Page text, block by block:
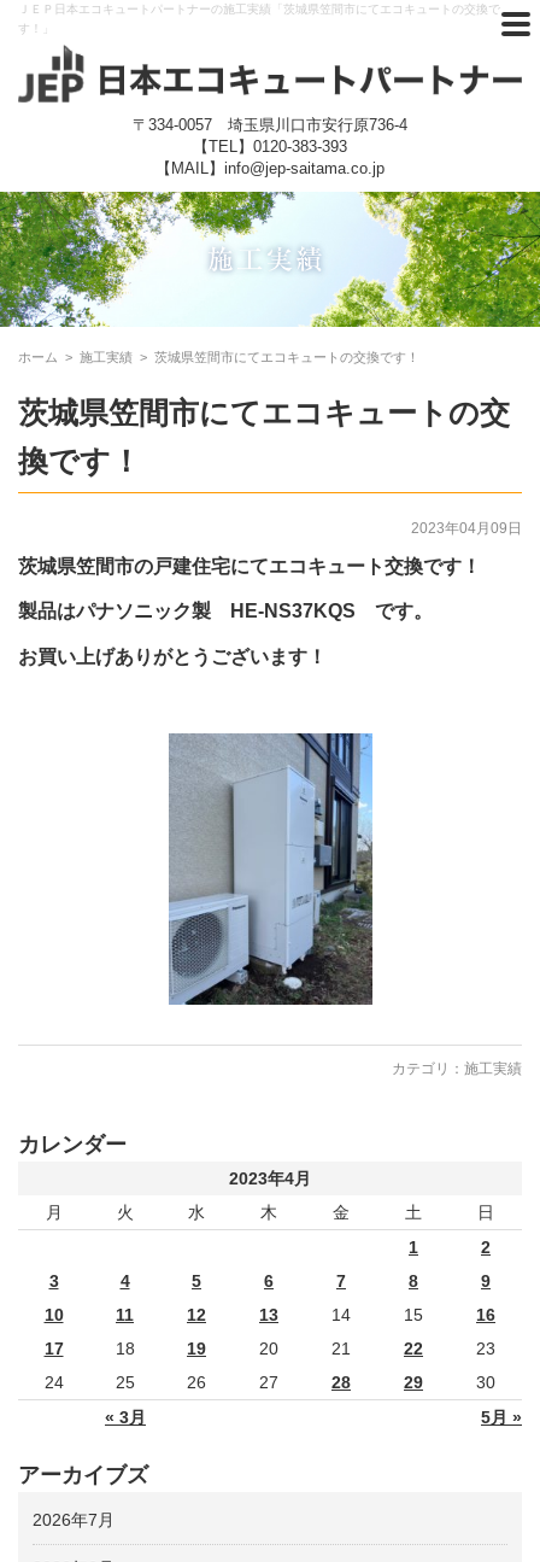
ＪＥＰ日本エコキュートパートナーの施工実績「茨城県笠間市にてエコキュートの交換で
す！」
〒334-0057 埼玉県川口市安行原736-4
【TEL】 0120-383-393
【MAIL】info@jep-saitama.co.jp
ホーム > 施工実績 > 茨城県笠間市にてエコキュートの交換です！
茨城県笠間市にてエコキュートの交
換です！
2023年04月09日
茨城県笠間市の戸建住宅にてエコキュート交換です！
製品はパナソニック製 HE-NS37KQS です。
お買い上げありがとうございます！
カテゴリ： 施工実績
カレンダー
2023年4月
月
火 水 木 金 土 日
« 3月 5月 »
1
2
3
4 5 6 7 8
9
10
11 12 13 14 15
16
17
18 19 20 21 22
23
24
25 26 27 28 29 30
アーカイブズ
2026年7月